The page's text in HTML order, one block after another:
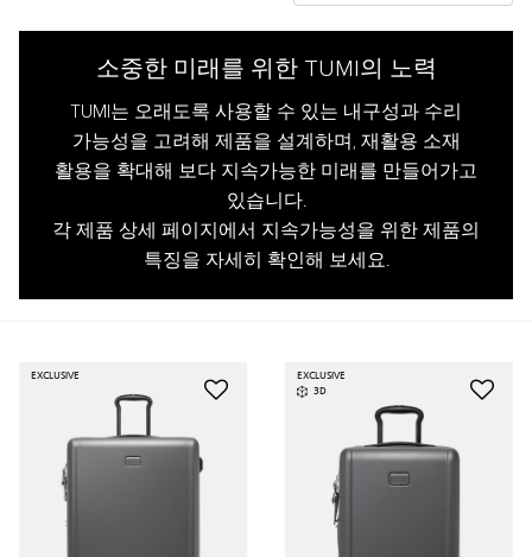
소중한 미래를 위한 TUMI의 노력
TUMI는 오래도록 사용할 수 있는 내구성과 수리
가능성을 고려해 제품을 설계하며, 재활용 소재
활용을 확대해 보다 지속가능한 미래를 만들어가고
있습니다.
각 제품 상세 페이지에서 지속가능성을 위한 제품의
특징을 자세히 확인해 보세요.
EXCLUSIVE
EXCLUSIVE
3D